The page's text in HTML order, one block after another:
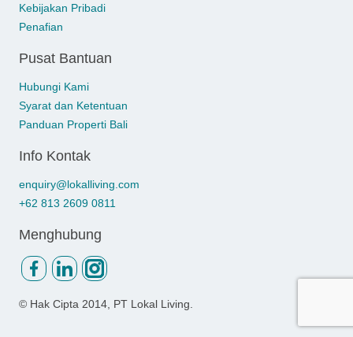
Kebijakan Pribadi
Penafian
Pusat Bantuan
Hubungi Kami
Syarat dan Ketentuan
Panduan Properti Bali
Info Kontak
enquiry@lokalliving.com
+62 813 2609 0811
Menghubung
© Hak Cipta 2014, PT Lokal Living.